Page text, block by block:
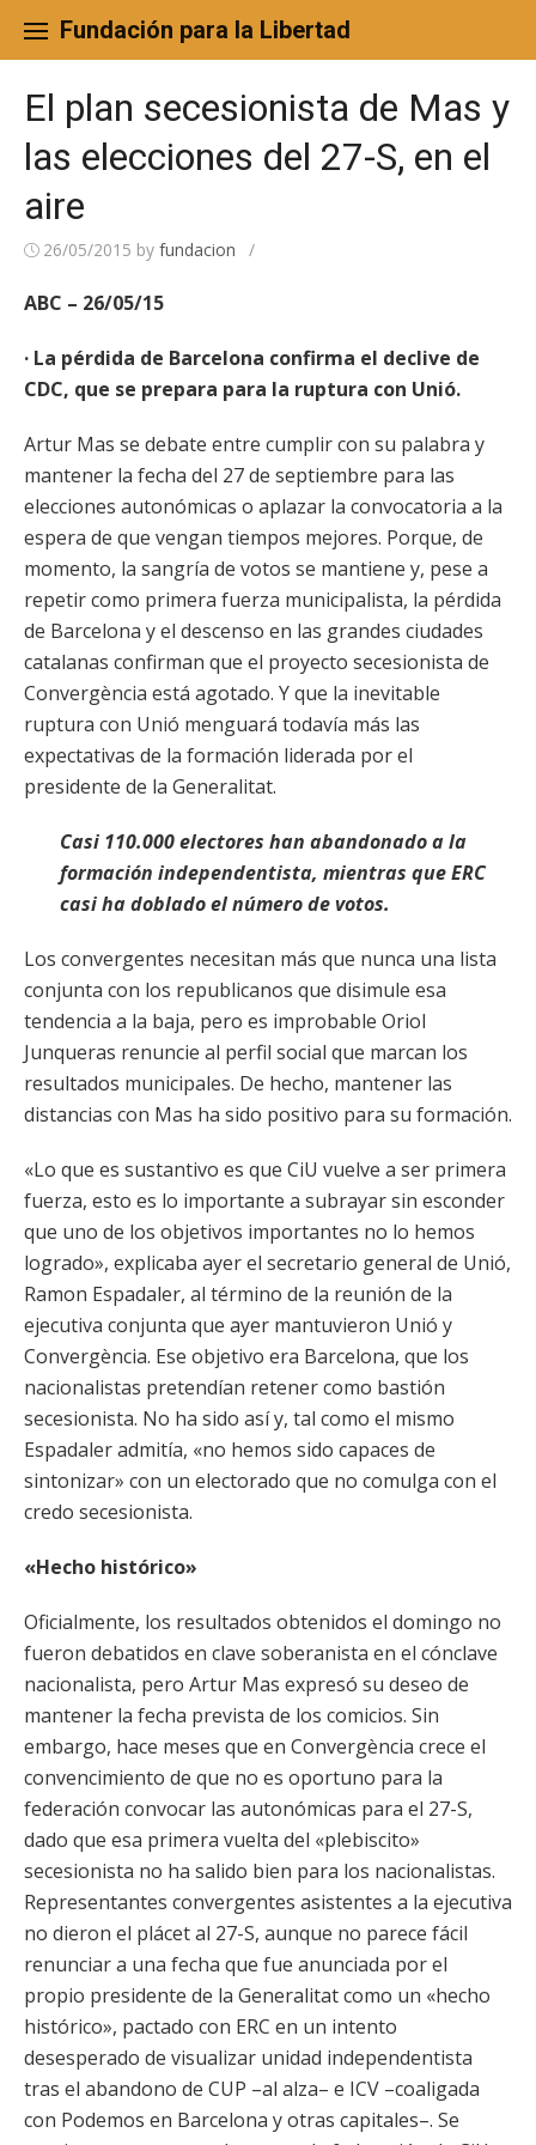
content
Fundación para la Libertad
El plan secesionista de Mas y
las elecciones del 27-S, en el
aire
26/05/2015 by fundacion /
ABC – 26/05/15
· La pérdida de Barcelona confirma el declive de
CDC, que se prepara para la ruptura con Unió.
Artur Mas se debate entre cumplir con su palabra y
mantener la fecha del 27 de septiembre para las
elecciones autonómicas o aplazar la convocatoria a la
espera de que vengan tiempos mejores. Porque, de
momento, la sangría de votos se mantiene y, pese a
repetir como primera fuerza municipalista, la pérdida
de Barcelona y el descenso en las grandes ciudades
catalanas confirman que el proyecto secesionista de
Convergència está agotado. Y que la inevitable
ruptura con Unió menguará todavía más las
expectativas de la formación liderada por el
presidente de la Generalitat.
Casi 110.000 electores han abandonado a la
formación independentista, mientras que ERC
casi ha doblado el número de votos.
Los convergentes necesitan más que nunca una lista
conjunta con los republicanos que disimule esa
tendencia a la baja, pero es improbable Oriol
Junqueras renuncie al perfil social que marcan los
resultados municipales. De hecho, mantener las
distancias con Mas ha sido positivo para su formación.
«Lo que es sustantivo es que CiU vuelve a ser primera
fuerza, esto es lo importante a subrayar sin esconder
que uno de los objetivos importantes no lo hemos
logrado», explicaba ayer el secretario general de Unió,
Ramon Espadaler, al término de la reunión de la
ejecutiva conjunta que ayer mantuvieron Unió y
Convergència. Ese objetivo era Barcelona, que los
nacionalistas pretendían retener como bastión
secesionista. No ha sido así y, tal como el mismo
Espadaler admitía, «no hemos sido capaces de
sintonizar» con un electorado que no comulga con el
credo secesionista.
«Hecho histórico»
Oficialmente, los resultados obtenidos el domingo no
fueron debatidos en clave soberanista en el cónclave
nacionalista, pero Artur Mas expresó su deseo de
mantener la fecha prevista de los comicios. Sin
embargo, hace meses que en Convergència crece el
convencimiento de que no es oportuno para la
federación convocar las autonómicas para el 27-S,
dado que esa primera vuelta del «plebiscito»
secesionista no ha salido bien para los nacionalistas.
Representantes convergentes asistentes a la ejecutiva
no dieron el plácet al 27-S, aunque no parece fácil
renunciar a una fecha que fue anunciada por el
propio presidente de la Generalitat como un «hecho
histórico», pactado con ERC en un intento
desesperado de visualizar unidad independentista
tras el abandono de CUP –al alza– e ICV –coaligada
con Podemos en Barcelona y otras capitales–. Se